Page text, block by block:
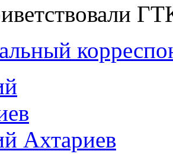
Ахтариев